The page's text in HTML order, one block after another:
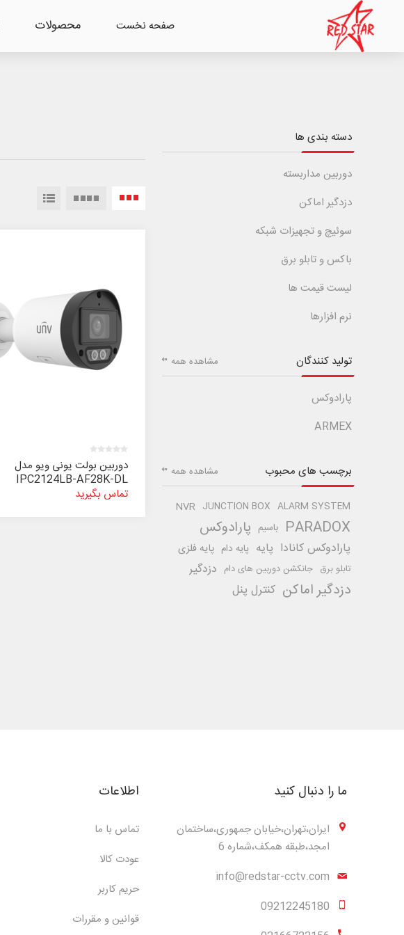
صفحه نخست محصولات
دوربین بولت یونی ویو مدل
IPC2124LB-AF28K-DL
تماس بگیرید
دسته بندی ها
دوربین مداربسته
دزدگیر اماکن
سوئیچ و تجهیزات شبکه
باکس و تابلو برق
لیست قیمت ها
نرم افزارها
تولید کنندگان
پارادوکس
ARMEX
مشاهده همه
برچسب های محبوب
ALARM SYSTEM
JUNCTION BOX
NVR
PARADOX باسیم پارادوکس
پارادوکس کانادا پایه پایه دام پایه فلزی
تابلو برق جانکشن دوربین های دام دزدگیر
دزدگیر اماکن کنترل پنل
مشاهده همه
ما را دنبال کنید
ایران،تهران،خیابان جمهوری،ساختمان
امجد،طبقه همکف،شماره 6
info@redstar-cctv.com
09212245180
اطلاعات
تماس با ما
عودت کالا
حریم کاربر
قوانین و مقررات